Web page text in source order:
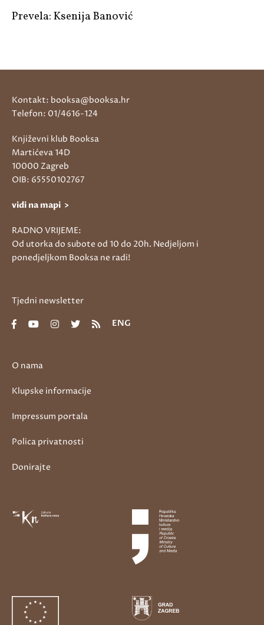
Prevela:Ksenija Banović
O nama
Klupske informacije
Impressum portala
Polica privatnosti
Donirajte
Kontakt: booksa@booksa.hr
Telefon: 01/4616-124
Književni klub Booksa
Martićeva 14D
10000 Zagreb
OIB: 65550102767
vidi na mapi >
RADNO VRIJEME:
Od utorka do subote od 10 do 20h. Nedjeljom i
ponedjeljkom Booksa ne radi!
Tjedni newsletter
ENG